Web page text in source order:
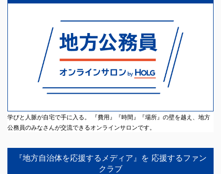
学びと人脈が自宅で手に入る。 『費用』『時間』『場所』の壁を越え、地方
公務員のみなさんが交流できるオンラインサロンです。
『地方自治体を応援するメディア』を 応援するファン
クラブ